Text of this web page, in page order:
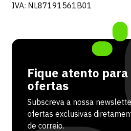
IVA: NL87191561B01
Fique atento para
ofertas
Subscreva a nossa
ofertas exclusivas
de correio.